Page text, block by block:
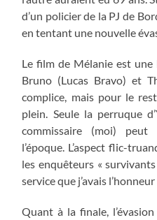
d’un policier de la PJ de
en tentant une nouvelle
Le film de Mélanie est une
Bruno (Lucas Bravo) et
complice, mais pour le
plein. Seule la perruque
commissaire (moi)
l’époque. L’aspect flic-
les enquêteurs «
service que j’avais
Quant à la finale,